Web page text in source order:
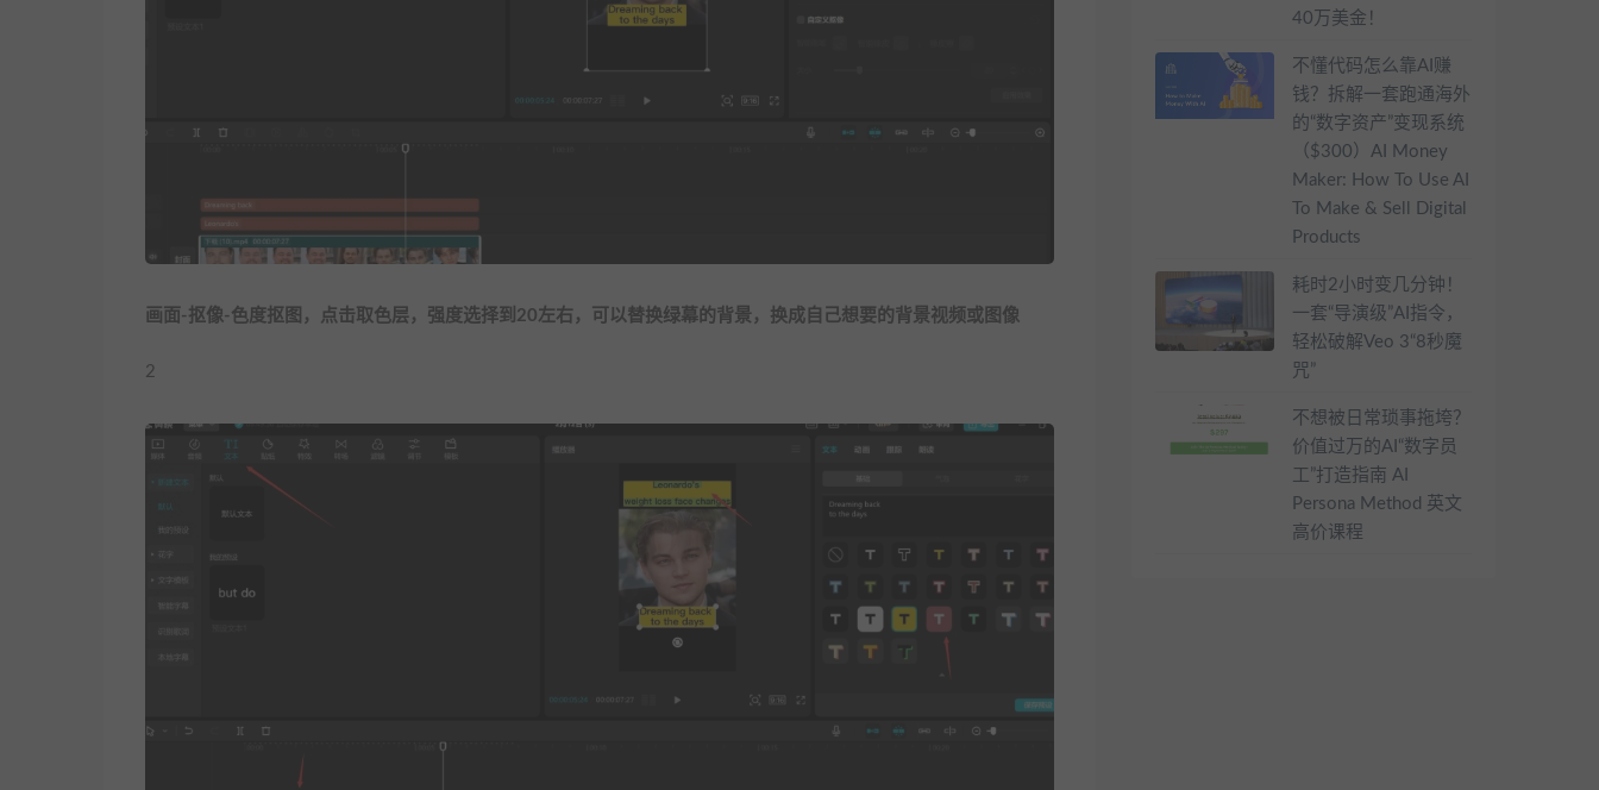
画面-抠像-色度抠图，点击取色层，强度选择到20左右，可以替换绿幕的背景，换成自己想要的背景视频或图像
2
40万美金！
不懂代码怎么靠AI赚
钱？拆解一套跑通海外
的“数字资产”变现系统
（$300）AI Money
Maker: How To Use AI
To Make & Sell Digital
Products
耗时2小时变几分钟！
一套“导演级”AI指令，
轻松破解Veo 3“8秒魔
咒”
不想被日常琐事拖垮？
价值过万的AI“数字员
工”打造指南 AI
Persona Method 英文
高价课程